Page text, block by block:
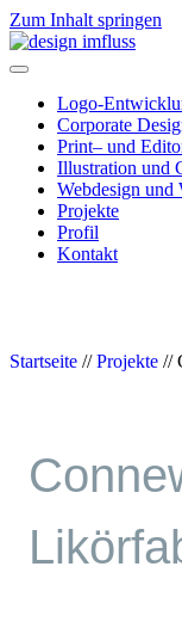
Zum Inhalt springen
Navigation
Logo-
Corporate
Print– und
Illustration und
Webdesign und
Projekte
Profil
Kontakt
Startseite //Projekte //